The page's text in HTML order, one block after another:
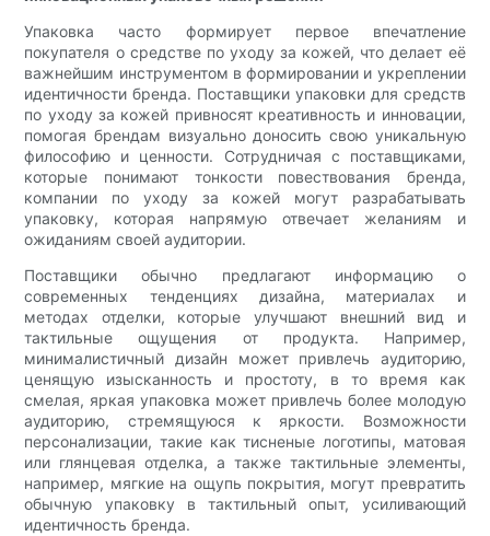
Упаковка часто формирует первое впечатление
покупателя о средстве по уходу за кожей, что делает её
важнейшим инструментом в формировании и укреплении
идентичности бренда. Поставщики упаковки для средств
по уходу за кожей привносят креативность и инновации,
помогая брендам визуально доносить свою уникальную
философию и ценности. Сотрудничая с поставщиками,
которые понимают тонкости повествования бренда,
компании по уходу за кожей могут разрабатывать
упаковку, которая напрямую отвечает желаниям и
ожиданиям своей аудитории.
Поставщики обычно предлагают информацию о
современных тенденциях дизайна, материалах и
методах отделки, которые улучшают внешний вид и
тактильные ощущения от продукта. Например,
минималистичный дизайн может привлечь аудиторию,
ценящую изысканность и простоту, в то время как
смелая, яркая упаковка может привлечь более молодую
аудиторию, стремящуюся к яркости. Возможности
персонализации, такие как тисненые логотипы, матовая
или глянцевая отделка, а также тактильные элементы,
например, мягкие на ощупь покрытия, могут превратить
обычную упаковку в тактильный опыт, усиливающий
идентичность бренда.